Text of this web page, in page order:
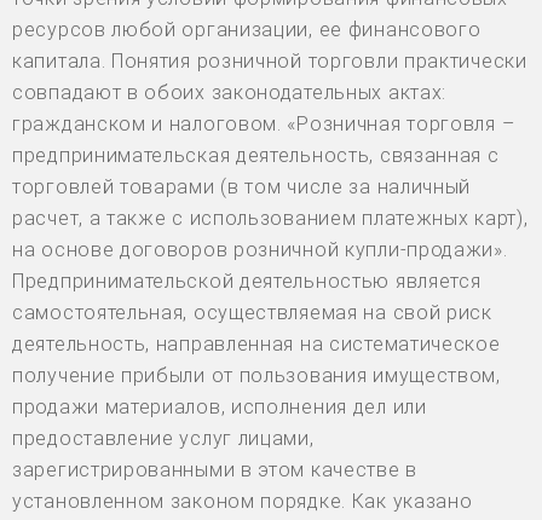
ресурсов любой организации, ее финансового
капитала. Понятия розничной торговли практически
совпадают в обоих законодательных актах:
гражданском и налоговом. «Розничная торговля –
предпринимательская деятельность, связанная с
торговлей товарами (в том числе за наличный
расчет, а также с использованием платежных карт),
на основе договоров розничной купли-продажи».
Предпринимательской деятельностью является
самостоятельная, осуществляемая на свой риск
деятельность, направленная на систематическое
получение прибыли от пользования имуществом,
продажи материалов, исполнения дел или
предоставление услуг лицами,
зарегистрированными в этом качестве в
установленном законом порядке. Как указано